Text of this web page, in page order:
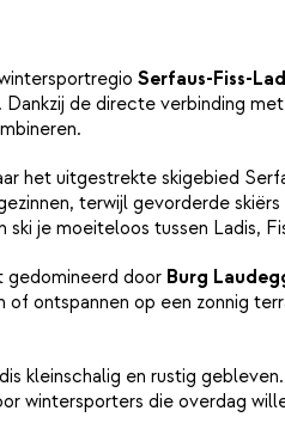
Serfaus-Fiss-
de directe verbinding
het uitgestrekte skigebied
terwijl gevorderde
je moeiteloos tussen Ladis,
door Burg
ontspannen op een zonnig
kleinschalig en rustig
wintersporters die overdag